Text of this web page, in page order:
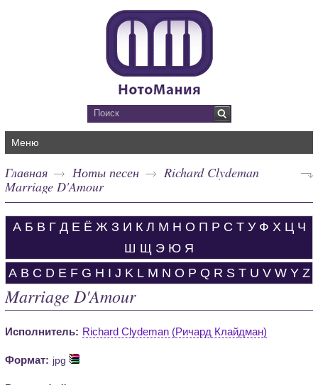
Меню
Главная Ноты песен
Richard Clydeman
Marriage D'Amour
А Б В Г Д Е Ё Ж З И К Л М Н О П Р С Т У Ф Х Ц Ч
Ш Щ Э Ю Я
A B C D E F G H I J K L M N O P Q R S T U V W Y Z
Marriage D'Amour
Исполнитель: Richard Clydeman (Ричард Клайдман)
Формат: jpg